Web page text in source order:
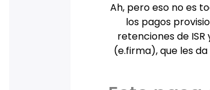
Ah, pero eso no es
los pagos
retenciones de
(e.firma), que les